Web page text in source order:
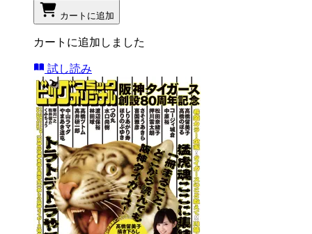
カートに追加
カートに追加しました
試し読み